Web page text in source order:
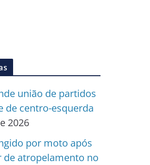
união de partidos
de centro-esquerda
2026
por moto após
de atropelamento no